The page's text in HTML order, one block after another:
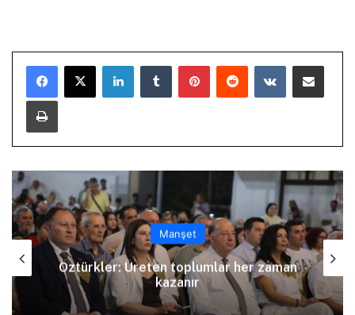
LinkedInTumblr PinterestReddit VKontakteE-Posta ile paylaş
Yazdır
Manşet
Arıklı, YDP’nin Lefkoşa Türk Belediyesi
Başkan Adayını açıkladı